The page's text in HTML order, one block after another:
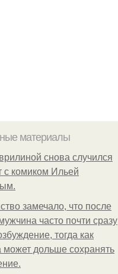
материалы
снова случился
с комиком Ильей
замечало, что после
часто почти сразу
тогда как
дольше сохранять